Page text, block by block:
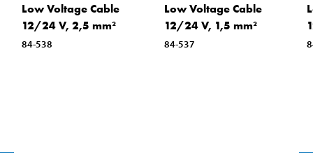
Low Voltage Cable
12/24 V, 2,5 mm²
84-538
Low Voltage Cable
12/24 V, 1,5 mm²
84-537